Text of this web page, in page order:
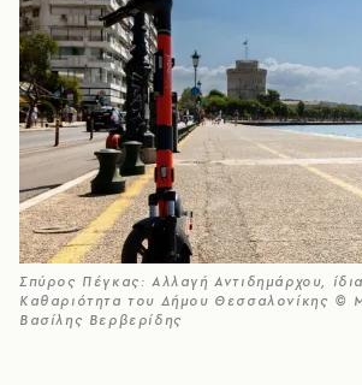
Σπύρος Πέγκας: Αλλαγή Αντιδημάρχου,
Καθαριότητα του Δήμου Θεσσαλονίκης ©
Βασίλης Βερβερίδης